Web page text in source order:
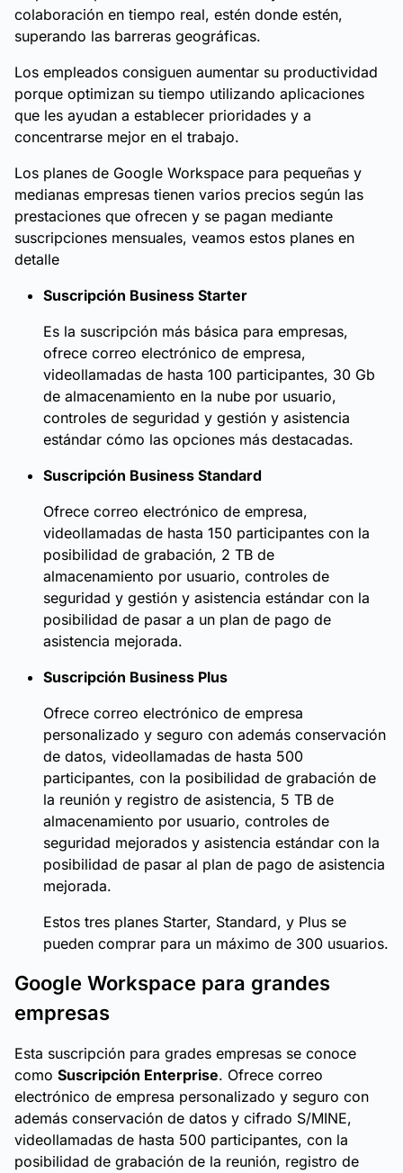
colaboración en tiempo real, estén donde estén,
superando las barreras geográficas.
Los empleados consiguen aumentar su productividad
porque optimizan su tiempo utilizando aplicaciones
que les ayudan a establecer prioridades y a
concentrarse mejor en el trabajo.
Los planes de Google Workspace para pequeñas y
medianas empresas tienen varios precios según las
prestaciones que ofrecen y se pagan mediante
suscripciones mensuales, veamos estos planes en
detalle
Suscripción Business Starter
Es la suscripción más básica para empresas,
ofrece correo electrónico de empresa,
videollamadas de hasta 100 participantes, 30 Gb
de almacenamiento en la nube por usuario,
controles de seguridad y gestión y asistencia
estándar cómo las opciones más destacadas.
Suscripción Business Standard
Ofrece correo electrónico de empresa,
videollamadas de hasta 150 participantes con la
posibilidad de grabación, 2 TB de
almacenamiento por usuario, controles de
seguridad y gestión y asistencia estándar con la
posibilidad de pasar a un plan de pago de
asistencia mejorada.
Suscripción Business Plus
Ofrece correo electrónico de empresa
personalizado y seguro con además conservación
de datos, videollamadas de hasta 500
participantes, con la posibilidad de grabación de
la reunión y registro de asistencia, 5 TB de
almacenamiento por usuario, controles de
seguridad mejorados y asistencia estándar con la
posibilidad de pasar al plan de pago de asistencia
mejorada.
Estos tres planes Starter, Standard, y Plus se
pueden comprar para un máximo de 300 usuarios.
Google Workspace para grandes
empresas
Esta suscripción para grades empresas se conoce
como Suscripción Enterprise. Ofrece correo
electrónico de empresa personalizado y seguro con
además conservación de datos y cifrado S/MINE,
videollamadas de hasta 500 participantes, con la
posibilidad de grabación de la reunión, registro de